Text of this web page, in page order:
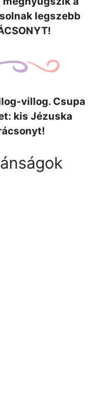
legszebb
villog. Csupa
kis Jézuska